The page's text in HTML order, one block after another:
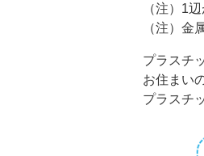
（注）1
（注）金
プラスチ
お住まい
プラスチ